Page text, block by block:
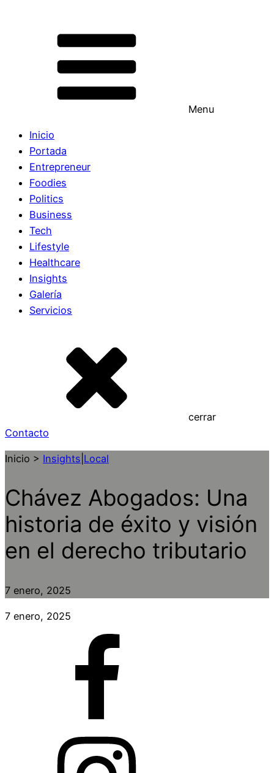
Menu
Inicio
Portada
Entrepreneur
Foodies
Politics
Business
Tech
Lifestyle
Healthcare
Insights
Galería
Servicios
cerrar
Contacto
Inicio > Insights Local
Chávez Abogados: Una
historia de éxito y visión
en el derecho tributario
7 enero, 2025
7 enero, 2025